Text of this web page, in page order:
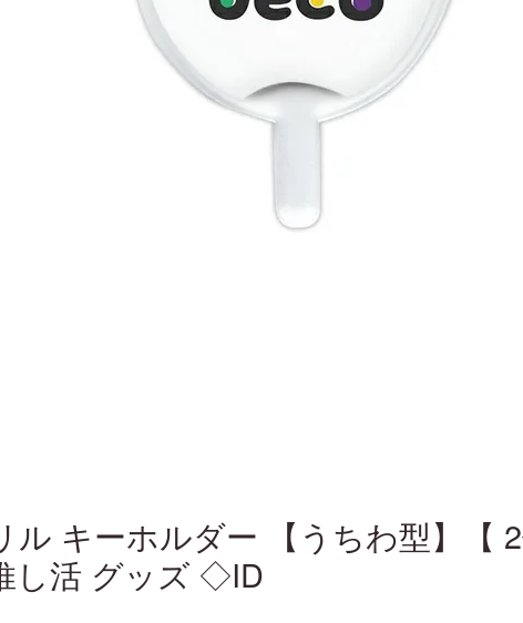
ル キーホルダー 【うちわ型】【
し活 グッズ ◇ID